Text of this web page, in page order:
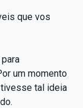
que vos
um momento
tal ideia